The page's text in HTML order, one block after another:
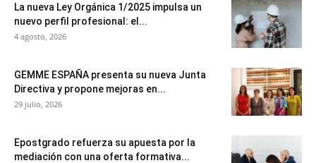
La nueva Ley Orgánica 1/2025 impulsa un
nuevo perfil profesional: el...
4 agosto, 2026
GEMME ESPAÑA presenta su nueva Junta
Directiva y propone mejoras en...
29 julio, 2026
Epostgrado refuerza su apuesta por la
mediación con una oferta formativa...